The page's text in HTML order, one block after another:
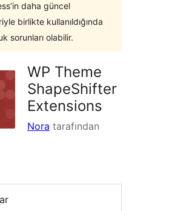
daha güncel
birlikte kullanıldığında
sorunları olabilir.
WP Theme
ShapeShifter
Extensions
Nora tarafından